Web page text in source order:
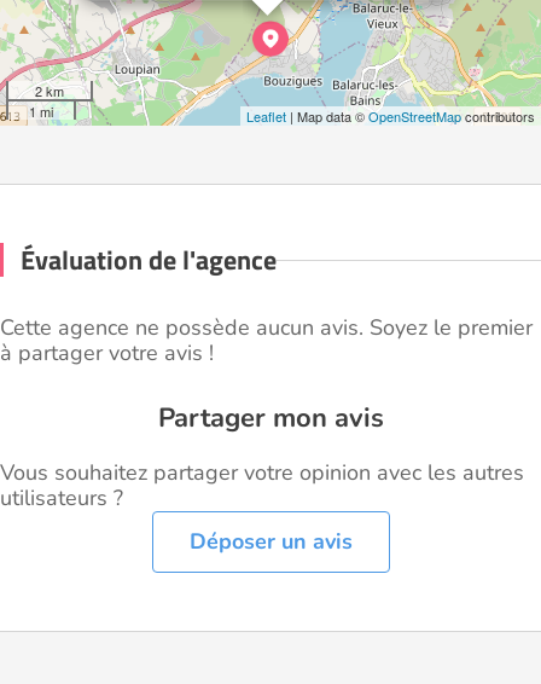
2 km
1 mi
Leaflet | Map data ©OpenStreetMapcontributors
Évaluation de l'agence
Cette agence ne possède aucun avis. Soyez le premier
à partager votre avis !
Partager mon avis
Vous souhaitez partager votre opinion avec les autres
utilisateurs ?
Déposer un avis